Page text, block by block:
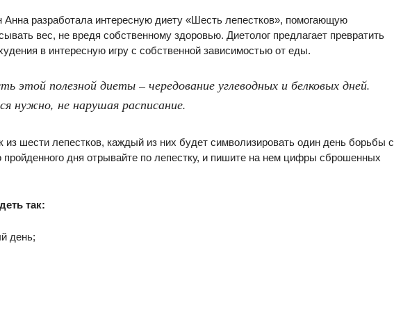
разработала интересную диету «Шесть лепестков», помогающую
вес, не вредя собственному здоровью. Диетолог предлагает превратить
в интересную игру с собственной зависимостью от еды.
этой полезной диеты – чередование углеводных и белковых дней.
нужно, не нарушая расписание.
из шести лепестков, каждый из них будет символизировать один день борьбы с
дня отрывайте по лепестку, и пишите на нем цифры сброшенных
так:
день;